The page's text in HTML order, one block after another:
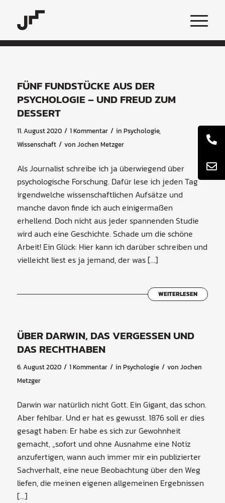
FÜNF FUNDSTÜCKE AUS DER
PSYCHOLOGIE – UND FREUD ZUM
DESSERT
11. August 2020 / 1 Kommentar / in Psychologie,
Wissenschaft / von Jochen Metzger
Als Journalist schreibe ich ja überwiegend über
psychologische Forschung. Dafür lese ich jeden Tag
irgendwelche wissenschaftlichen Aufsätze und
manche davon finde ich auch einigermaßen
erhellend. Doch nicht aus jeder spannenden Studie
wird auch eine Geschichte. Schade um die schöne
Arbeit! Ein Glück: Hier kann ich darüber schreiben und
vielleicht liest es ja jemand, der was […]
WEITERLESEN
ÜBER DARWIN, DAS VERGESSEN UND
DAS RECHTHABEN
6. August 2020 / 1 Kommentar / in Psychologie / von Jochen
Metzger
Darwin war natürlich nicht Gott. Ein Gigant, das schon.
Aber fehlbar. Und er hat es gewusst. 1876 soll er dies
gesagt haben: Er habe es sich zur Gewohnheit
gemacht, „sofort und ohne Ausnahme eine Notiz
anzufertigen, wann auch immer mir ein publizierter
Sachverhalt, eine neue Beobachtung über den Weg
liefen, die meinen eigenen allgemeinen Ergebnissen
[…]